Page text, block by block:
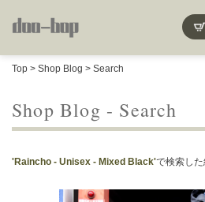
Top > Shop Blog > Search
Shop Blog - Search
'Raincho - Unisex - Mixed Black'で検索し